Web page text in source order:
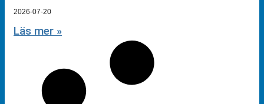
2026-07-20
Läs mer »